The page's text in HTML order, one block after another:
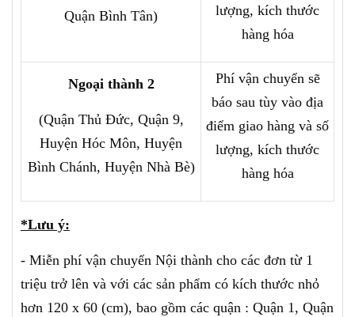
Quận Bình Tân)
lượng, kích thước
hàng hóa
Ngoại thành 2
(Quận Thủ Đức, Quận 9,
Huyện Hóc Môn, Huyện
Bình Chánh, Huyện Nhà Bè)
Phí vận chuyển sẽ
báo sau tùy vào địa
điểm giao hàng và số
lượng, kích thước
hàng hóa
*Lưu ý:
- Miễn phí vận chuyển Nội thành cho các đơn từ 1
triệu trở lên và với các sản phẩm có kích thước nhỏ
hơn 120 x 60 (cm), bao gồm các quận : Quận 1, Quận